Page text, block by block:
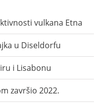
vulkana Etna
u Diseldorfu
i Lisabonu
završio 2022.